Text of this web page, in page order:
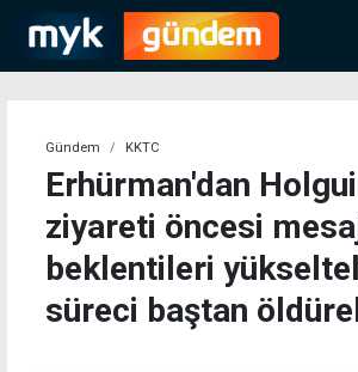
Gündem KKTC
Erhürman'dan
ziyareti öncesi
beklentileri
süreci baştan